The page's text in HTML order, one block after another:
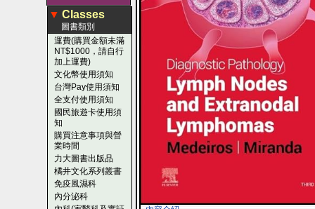
▼ Classes
圖書類別
運費(購買金額未滿
NT$1000，請自行
加上運費)
文化幣使用須知
台灣Pay使用須知
全支付使用須知
國民旅遊卡使用須
知
購買注意事項與營
業時間
力大圖書出版品
橘井文化系列叢書
免疫風濕科
內分泌科